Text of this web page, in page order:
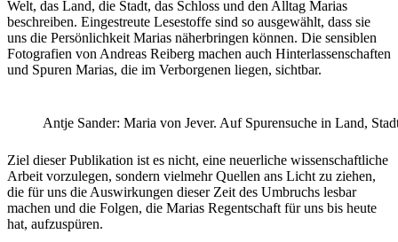
Welt, das Land, die Stadt, das Schloss und den Alltag Marias
beschreiben. Eingestreute Lesestoffe sind so ausgewählt, dass sie
uns die Persönlichkeit Marias näherbringen können. Die sensiblen
Fotografien von Andreas Reiberg machen auch Hinterlassenschaften
und Spuren Marias, die im Verborgenen liegen, sichtbar.
Antje Sander: Maria von Jever. Auf Spurensuche in Land,
Ziel dieser Publikation ist es nicht, eine neuerliche wissenschaftliche
Arbeit vorzulegen, sondern vielmehr Quellen ans Licht zu ziehen,
die für uns die Auswirkungen dieser Zeit des Umbruchs lesbar
machen und die Folgen, die Marias Regentschaft für uns bis heute
hat, aufzuspüren.